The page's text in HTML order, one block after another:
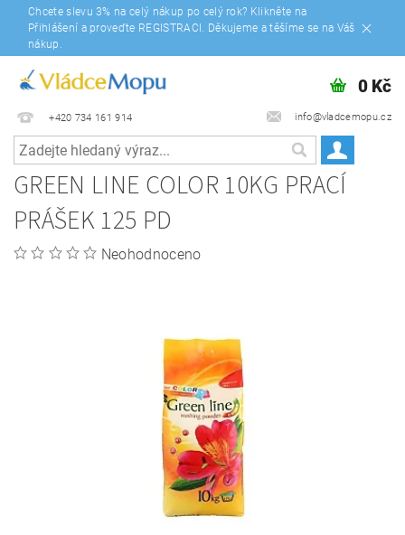
Chcete slevu 3% na celý nákup po celý rok? Klikněte na
Přihlášení a proveďte REGISTRACI. Děkujeme a těšíme se na Váš
nákup.
+420 734 161 914 info@vladcemopu.cz
0 Kč
GREEN LINE COLOR 10KG PRACÍ
PRÁŠEK 125 PD
Neohodnoceno